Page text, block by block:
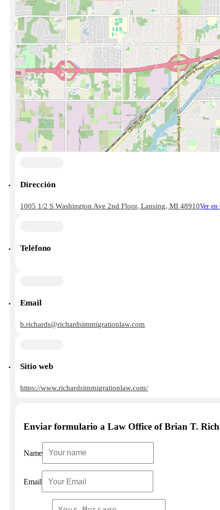
Dirección
1005 1/2 S Washington Ave 2nd Floor, Lansing, MI 48910Ver en
Teléfono
Email
b.richards@richardsimmigrationlaw.com
Sitio web
https://www.richardsimmigrationlaw.com/
Enviar formulario a Law Office of Brian T.
Name
Email